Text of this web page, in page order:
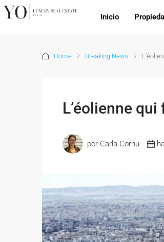
Inicio
Home Breaking News
L’éolienne
por Carla Cornu